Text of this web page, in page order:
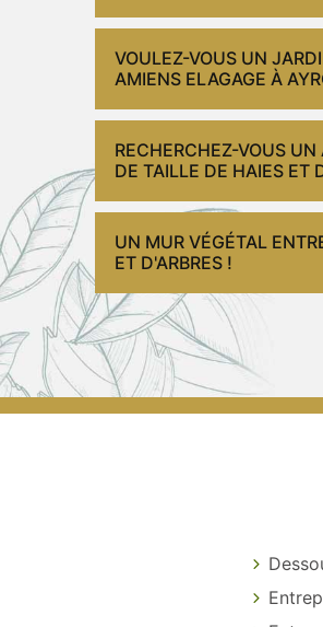
VOULEZ-VOUS UN
AMIENS ELAGAGE À
RECHERCHEZ-VOUS UN
DE TAILLE DE HAIES ET
UN MUR VÉGÉTAL
ET D'ARBRES !